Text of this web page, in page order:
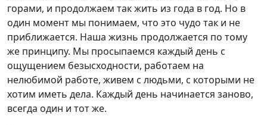
горами, и продолжаем так жить из года в год. Но в
один момент мы понимаем, что это чудо так и не
приближается. Наша жизнь продолжается по тому
же принципу. Мы просыпаемся каждый день с
ощущением безысходности, работаем на
нелюбимой работе, живем с людьми, с которыми не
хотим иметь дела. Каждый день начинается заново,
всегда один и тот же.